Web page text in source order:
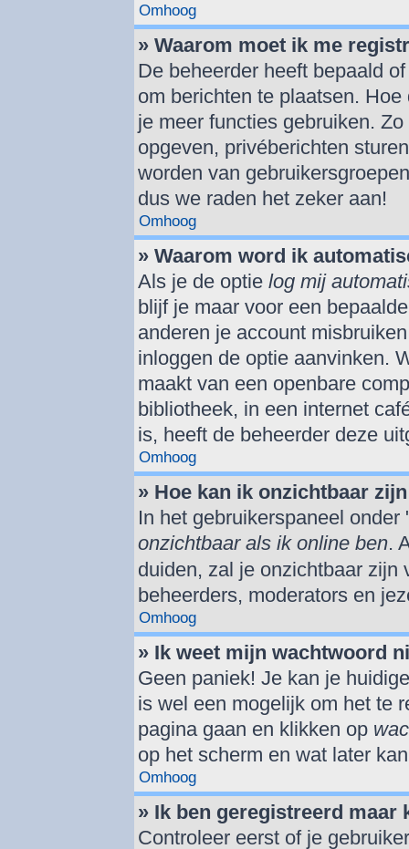
Omhoog
» Waarom moet ik me
De beheerder heeft bepaald
om berichten te plaatsen.
je meer functies gebruiken.
opgeven, privéberichten
worden van
dus we raden het zeker aan!
Omhoog
» Waarom word ik
Als je de optie log mij
blijf je maar voor een
anderen je account
inloggen de optie aanvinken.
maakt van een openbare
bibliotheek, in een internet
is, heeft de beheerder deze
Omhoog
» Hoe kan ik onzichtbaar
In het gebruikerspaneel
onzichtbaar als ik online ben.
duiden, zal je onzichtbaar zijn
beheerders, moderators en
Omhoog
» Ik weet mijn wachtwoord
Geen paniek! Je kan je
is wel een mogelijk om het te
pagina gaan en klikken op
op het scherm en wat later
Omhoog
» Ik ben geregistreerd maar
Controleer eerst of je